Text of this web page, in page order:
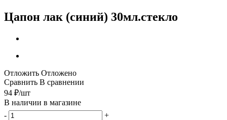
Цапон лак (синий) 30мл.стекло
Отложить Отложено
Сравнить В сравнении
94 ₽/шт
В наличии в магазине
-
+